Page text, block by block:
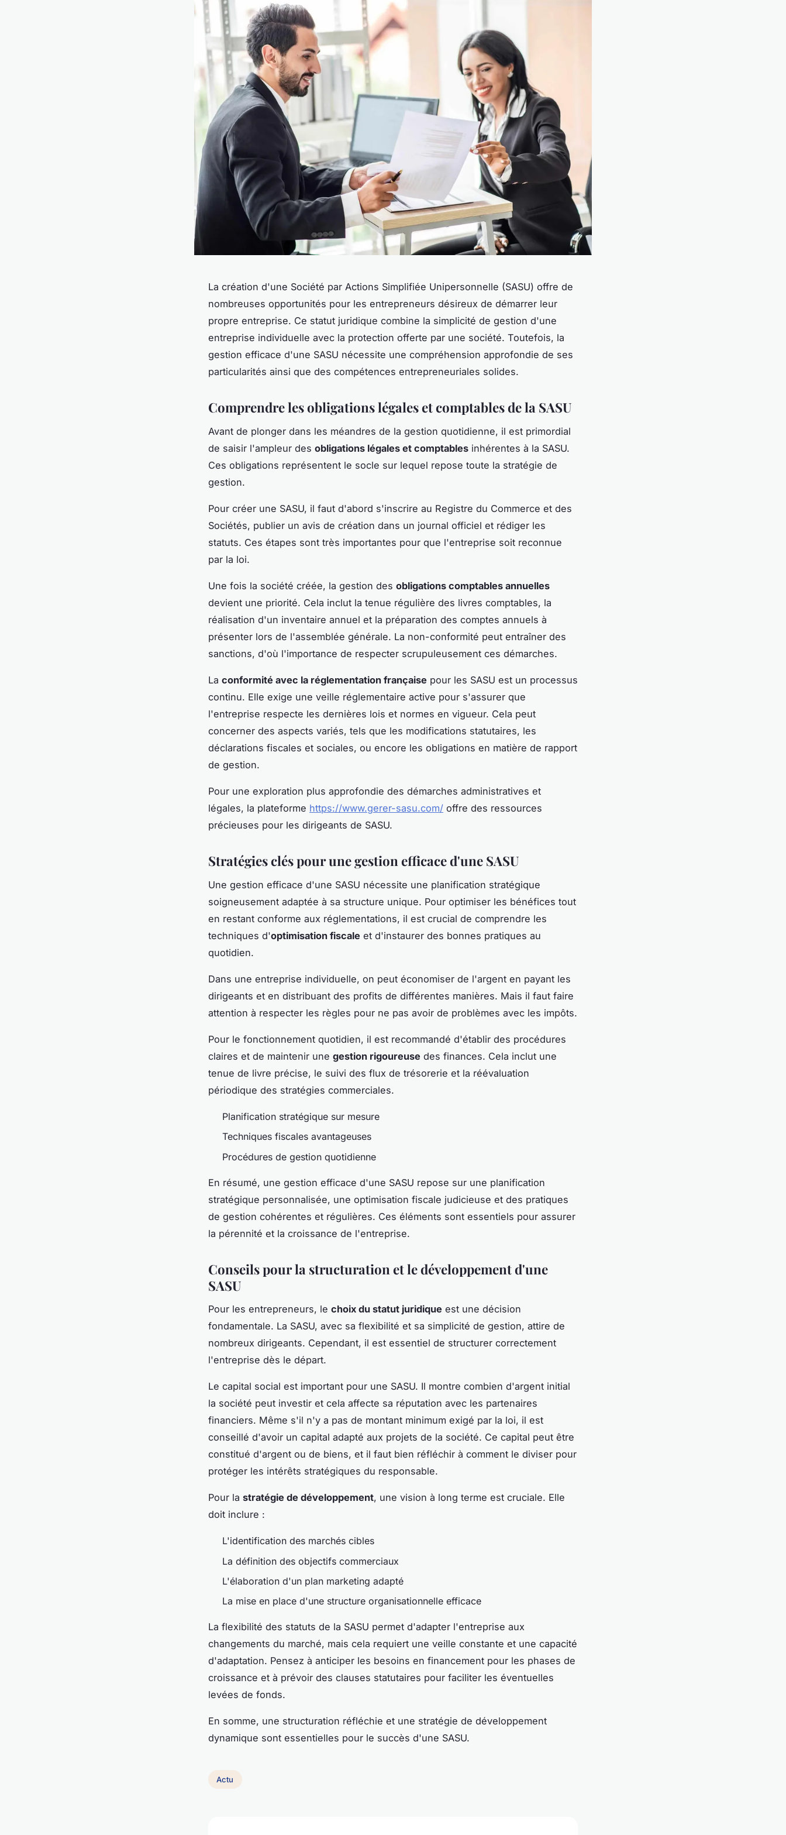
La création d'une Société par Actions Simplifiée Unipersonnelle (SASU) offre de
nombreuses opportunités pour les entrepreneurs désireux de démarrer leur
propre entreprise. Ce statut juridique combine la simplicité de gestion d'une
entreprise individuelle avec la protection offerte par une société. Toutefois, la
gestion efficace d'une SASU nécessite une compréhension approfondie de ses
particularités ainsi que des compétences entrepreneuriales solides.
Comprendre les obligations légales et comptables de la SASU
Avant de plonger dans les méandres de la gestion quotidienne, il est primordial
de saisir l'ampleur des obligations légales et comptables inhérentes à la SASU.
Ces obligations représentent le socle sur lequel repose toute la stratégie de
gestion.
Pour créer une SASU, il faut d'abord s'inscrire au Registre du Commerce et des
Sociétés, publier un avis de création dans un journal officiel et rédiger les
statuts. Ces étapes sont très importantes pour que l'entreprise soit reconnue
par la loi.
Une fois la société créée, la gestion des obligations comptables annuelles
devient une priorité. Cela inclut la tenue régulière des livres comptables, la
réalisation d'un inventaire annuel et la préparation des comptes annuels à
présenter lors de l'assemblée générale. La non-conformité peut entraîner des
sanctions, d'où l'importance de respecter scrupuleusement ces démarches.
La conformité avec la réglementation française pour les SASU est un processus
continu. Elle exige une veille réglementaire active pour s'assurer que
l'entreprise respecte les dernières lois et normes en vigueur. Cela peut
concerner des aspects variés, tels que les modifications statutaires, les
déclarations fiscales et sociales, ou encore les obligations en matière de rapport
de gestion.
Pour une exploration plus approfondie des démarches administratives et
légales, la plateforme https://www.gerer-sasu.com/ offre des ressources
précieuses pour les dirigeants de SASU.
Stratégies clés pour une gestion efficace d'une SASU
Une gestion efficace d'une SASU nécessite une planification stratégique
soigneusement adaptée à sa structure unique. Pour optimiser les bénéfices tout
en restant conforme aux réglementations, il est crucial de comprendre les
techniques d'optimisation fiscale et d'instaurer des bonnes pratiques au
quotidien.
Dans une entreprise individuelle, on peut économiser de l'argent en payant les
dirigeants et en distribuant des profits de différentes manières. Mais il faut faire
attention à respecter les règles pour ne pas avoir de problèmes avec les impôts.
Pour le fonctionnement quotidien, il est recommandé d'établir des procédures
claires et de maintenir une gestion rigoureuse des finances. Cela inclut une
tenue de livre précise, le suivi des flux de trésorerie et la réévaluation
périodique des stratégies commerciales.
Planification stratégique sur mesure
Techniques fiscales avantageuses
Procédures de gestion quotidienne
En résumé, une gestion efficace d'une SASU repose sur une planification
stratégique personnalisée, une optimisation fiscale judicieuse et des pratiques
de gestion cohérentes et régulières. Ces éléments sont essentiels pour assurer
la pérennité et la croissance de l'entreprise.
Conseils pour la structuration et le développement d'une
SASU
Pour les entrepreneurs, le choix du statut juridique est une décision
fondamentale. La SASU, avec sa flexibilité et sa simplicité de gestion, attire de
nombreux dirigeants. Cependant, il est essentiel de structurer correctement
l'entreprise dès le départ.
Le capital social est important pour une SASU. Il montre combien d'argent initial
la société peut investir et cela affecte sa réputation avec les partenaires
financiers. Même s'il n'y a pas de montant minimum exigé par la loi, il est
conseillé d'avoir un capital adapté aux projets de la société. Ce capital peut être
constitué d'argent ou de biens, et il faut bien réfléchir à comment le diviser pour
protéger les intérêts stratégiques du responsable.
Pour la stratégie de développement, une vision à long terme est cruciale. Elle
doit inclure :
L'identification des marchés cibles
La définition des objectifs commerciaux
L'élaboration d'un plan marketing adapté
La mise en place d'une structure organisationnelle efficace
La flexibilité des statuts de la SASU permet d'adapter l'entreprise aux
changements du marché, mais cela requiert une veille constante et une capacité
d'adaptation. Pensez à anticiper les besoins en financement pour les phases de
croissance et à prévoir des clauses statutaires pour faciliter les éventuelles
levées de fonds.
En somme, une structuration réfléchie et une stratégie de développement
dynamique sont essentielles pour le succès d'une SASU.
Actu